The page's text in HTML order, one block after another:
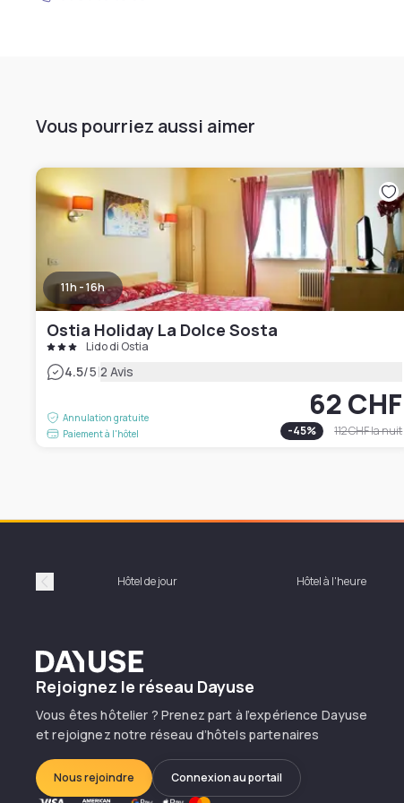
Vous pourriez aussi aimer
11h - 16h
Ostia Holiday La Dolce Sosta
Lido di Ostia
4.5/5|2 Avis
Annulation gratuite
Paiement à l'hôtel
62 CHF
-45% 112 CHFla nuit
Précédent Hôtel de jour Hôtel à l'heure
Dayuse
Rejoignez le réseau Dayuse
Vous êtes hôtelier ? Prenez part à l’expérience Dayuse
et rejoignez notre réseau d’hôtels partenaires
Nous rejoindre Connexion au portail